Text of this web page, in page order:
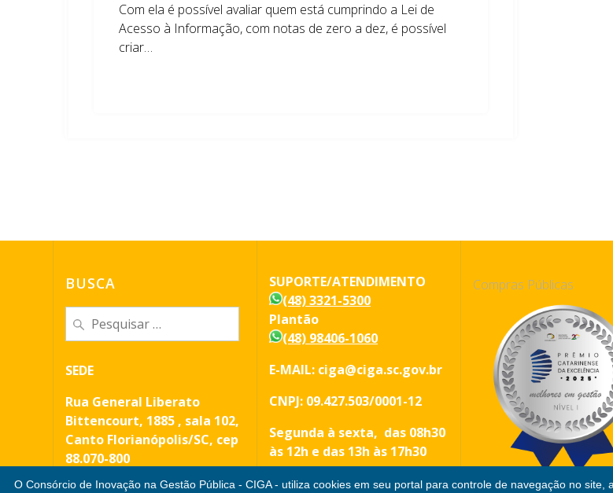
Com ela é possível avaliar quem está cumprindo a Lei de
Acesso à Informação, com notas de zero a dez, é possível
criar…
BUSCA
Pesquisar
por:
SEDE
Rua General Liberato
Bittencourt, 1885 , sala 102,
Canto Florianópolis/SC, cep
88.070-800
SUPORTE/ATENDIMENTO
(48) 3321-5300
Plantão
(48) 98406-1060
E-MAIL: ciga@ciga.sc.gov.br
CNPJ: 09.427.503/0001-12
Segunda à sexta, das 08h30
às 12h e das 13h às 17h30
Compras Públicas
O Consórcio de Inovação na Gestão Pública - CIGA - utiliza cookies em seu portal para controle de navegação no